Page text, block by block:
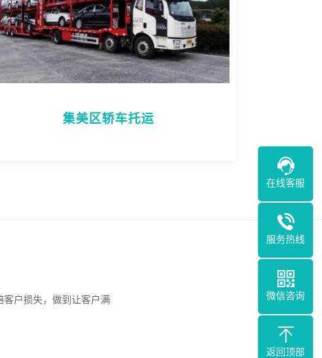
集美区轿车托运
客户损失，做到让客户满
在线客服
服务热线
微信咨询
返回顶部